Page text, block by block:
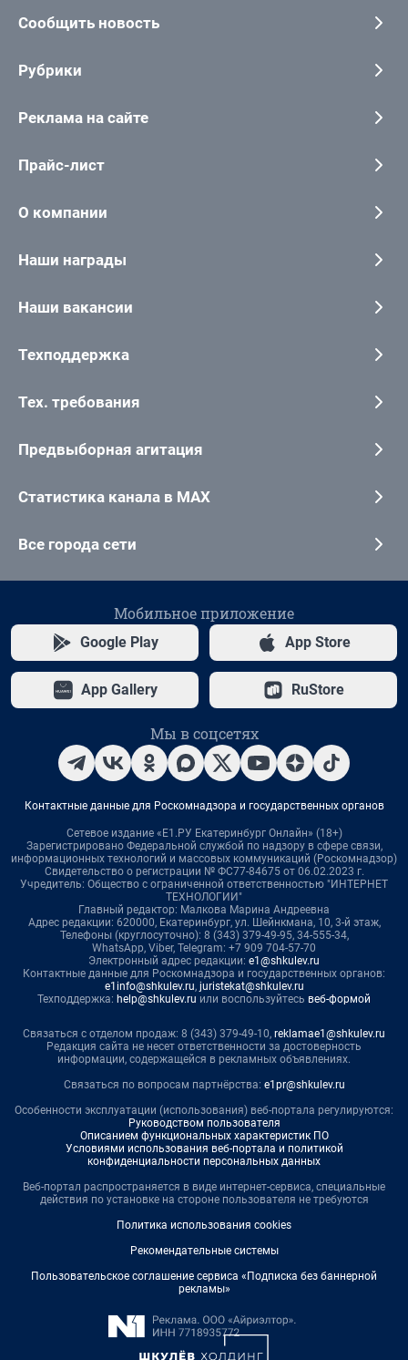
Сообщить новость
Рубрики
Реклама на сайте
Прайс-лист
О компании
Наши награды
Наши вакансии
Техподдержка
Тех. требования
Предвыборная агитация
Статистика канала в MAX
Все города сети
Мобильное приложение
Google Play App Store
App Gallery RuStore
Мы в соцсетях
Контактные данные для Роскомнадзора и государственных органов
Сетевое издание «Е1.РУ Екатеринбург Онлайн» (18+)
Зарегистрировано Федеральной службой по надзору в сфере связи,
информационных технологий и массовых коммуникаций (Роскомнадзор)
Свидетельство о регистрации № ФС77-84675 от 06.02.2023 г.
Учредитель: Общество с ограниченной ответственностью "ИНТЕРНЕТ
ТЕХНОЛОГИИ"
Главный редактор: Малкова Марина Андреевна
Адрес редакции: 620000, Екатеринбург, ул. Шейнкмана, 10, 3-й этаж,
Телефоны (круглосуточно): 8 (343) 379-49-95, 34-555-34,
WhatsApp, Viber, Telegram: +7 909 704-57-70
Электронный адрес редакции: e1@shkulev.ru
Контактные данные для Роскомнадзора и государственных органов:
e1info@shkulev.ru, juristekat@shkulev.ru
Техподдержка: help@shkulev.ru или воспользуйтесь веб-формой
Связаться с отделом продаж: 8 (343) 379-49-10, reklamae1@shkulev.ru
Редакция сайта не несет ответственности за достоверность
информации, содержащейся в рекламных объявлениях.
Связаться по вопросам партнёрства: e1pr@shkulev.ru
Особенности эксплуатации (использования) веб-портала регулируются:
Руководством пользователя
Описанием функциональных характеристик ПО
Условиями использования веб-портала и политикой
конфиденциальности персональных данных
Веб-портал распространяется в виде интернет-сервиса, специальные
действия по установке на стороне пользователя не требуются
Политика использования cookies
Рекомендательные системы
Пользовательское соглашение сервиса «Подписка без баннерной
рекламы»